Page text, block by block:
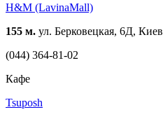
H&M (LavinaMall)
155 м. ул. Берковецкая, 6Д, Киев
(044) 364-81-02
Кафе
Tsuposh